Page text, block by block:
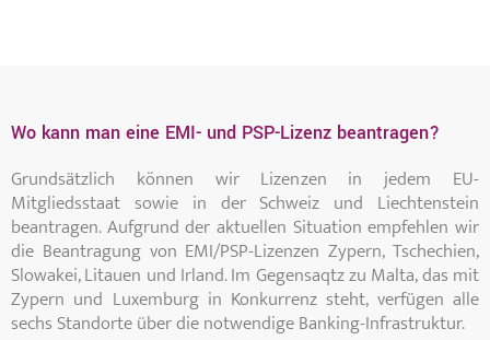
Wo kann man eine EMI- und PSP-Lizenz beantragen?
Grundsätzlich können wir Lizenzen in jedem EU-
Mitgliedsstaat sowie in der Schweiz und Liechtenstein
beantragen. Aufgrund der aktuellen Situation empfehlen wir
die Beantragung von EMI/PSP-Lizenzen Zypern, Tschechien,
Slowakei, Litauen und Irland. Im Gegensaqtz zu Malta, das mit
Zypern und Luxemburg in Konkurrenz steht, verfügen alle
sechs Standorte über die notwendige Banking-Infrastruktur.